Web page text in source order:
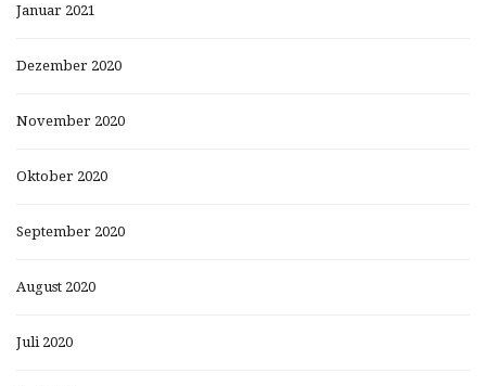
Januar 2021
Dezember 2020
November 2020
Oktober 2020
September 2020
August 2020
Juli 2020